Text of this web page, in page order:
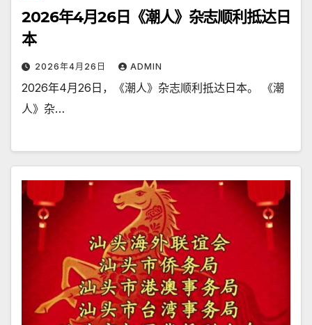
2026年4月26日《潮人》杂志顺利抵达日
本
2026年4月26日 ADMIN
2026年4月26日，《潮人》杂志顺利抵达日本。 《潮
人》杂…